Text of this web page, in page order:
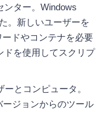
ンター。Windows
。新しいユーザーを
ドやコンテナを必要
ドを使用してスクリプ
とコンピュータ。
ージョンからのツール